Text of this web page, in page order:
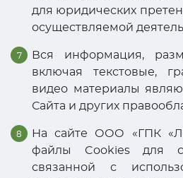
для юридических
осуществляемой
Вся информация,
включая текстовые,
видео материалы
Сайта и других
На сайте ООО «ГПК
файлы Cookies для
связанной с